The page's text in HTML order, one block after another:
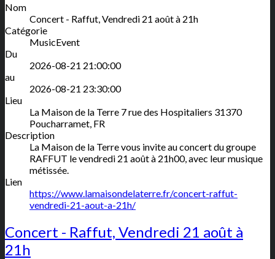
Nom
Concert - Raffut, Vendredi 21 août à 21h
Catégorie
MusicEvent
Du
2026-08-21 21:00:00
au
2026-08-21 23:30:00
Lieu
La Maison de la Terre 7 rue des Hospitaliers 31370
Poucharramet, FR
Description
La Maison de la Terre vous invite au concert du groupe
RAFFUT le vendredi 21 août à 21h00, avec leur musique
métissée.
Lien
https://www.lamaisondelaterre.fr/concert-raffut-
vendredi-21-aout-a-21h/
Concert - Raffut, Vendredi 21 août à
21h